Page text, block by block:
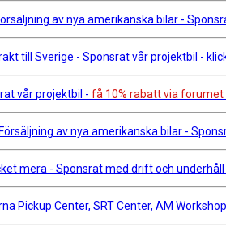
av nya amerikanska bilar -
till Sverige - Sponsrat vår projektbil -
vår projektbil - få 10% rabatt via forumet
av nya amerikanska bilar -
mera - Sponsrat med drift och
Pickup Center, SRT Center, AM